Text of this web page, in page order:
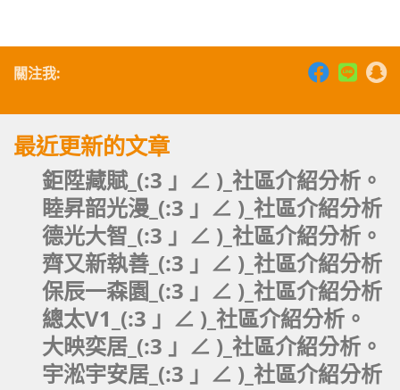
關注我:
最近更新的文章
鉅陞藏賦_(:3 」∠ )_社區介紹分析。
睦昇韶光漫_(:3 」∠ )_社區介紹分析
德光大智_(:3 」∠ )_社區介紹分析。
齊又新執善_(:3 」∠ )_社區介紹分析
保辰一森園_(:3 」∠ )_社區介紹分析
總太V1_(:3 」∠ )_社區介紹分析。
大映奕居_(:3 」∠ )_社區介紹分析。
宇淞宇安居_(:3 」∠ )_社區介紹分析